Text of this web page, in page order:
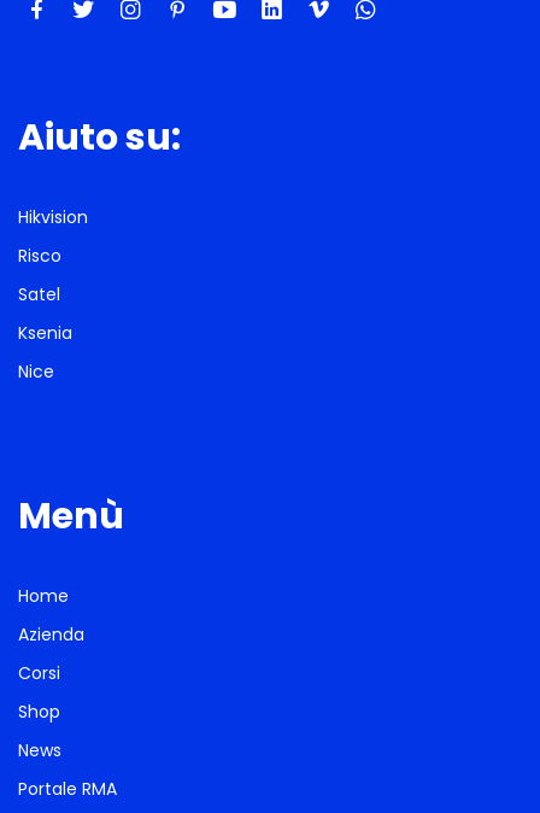
Aiuto su:
Hikvision
Risco
Satel
Ksenia
Nice
Menù
Home
Azienda
Corsi
Shop
News
Portale RMA